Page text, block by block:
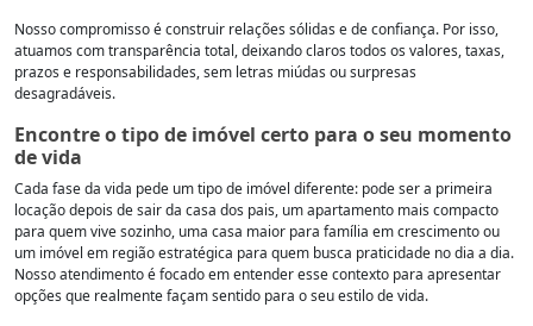
Nosso compromisso é construir relações sólidas e de confiança. Por isso,
atuamos com transparência total, deixando claros todos os valores, taxas,
prazos e responsabilidades, sem letras miúdas ou surpresas
desagradáveis.
Encontre o tipo de imóvel certo para o seu momento
de vida
Cada fase da vida pede um tipo de imóvel diferente: pode ser a primeira
locação depois de sair da casa dos pais, um apartamento mais compacto
para quem vive sozinho, uma casa maior para família em crescimento ou
um imóvel em região estratégica para quem busca praticidade no dia a dia.
Nosso atendimento é focado em entender esse contexto para apresentar
opções que realmente façam sentido para o seu estilo de vida.